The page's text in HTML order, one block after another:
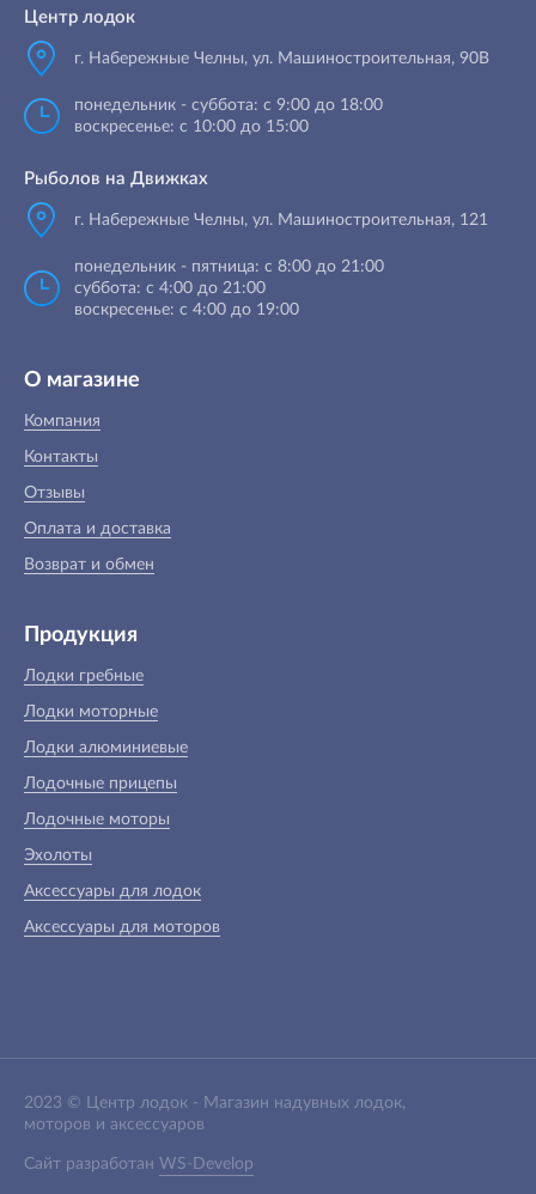
Центр лодок
г. Набережные Челны, ул. Машиностроительная, 90B
понедельник - суббота: с 9:00 до 18:00
воскресенье: с 10:00 до 15:00
Рыболов на Движках
г. Набережные Челны, ул. Машиностроительная, 121
понедельник - пятница: с 8:00 до 21:00
суббота: с 4:00 до 21:00
воскресенье: с 4:00 до 19:00
О магазине
Компания
Контакты
Отзывы
Оплата и доставка
Возврат и обмен
Продукция
Лодки гребные
Лодки моторные
Лодки алюминиевые
Лодочные прицепы
Лодочные моторы
Эхолоты
Аксессуары для лодок
Аксессуары для моторов
2023 © Центр лодок - Магазин надувных лодок,
моторов и аксессуаров
Сайт разработан WS-Develop